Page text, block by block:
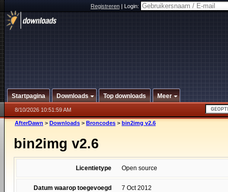
Registreren|Login:
Startpagina Downloads Top downloads Meer
8/10/2026 10:51:59 AM
AfterDawn > Downloads > Broncodes > bin2img v2.6
bin2img v2.6
Licentietype Open source
Datum waarop toegevoegd 7 Oct 2012